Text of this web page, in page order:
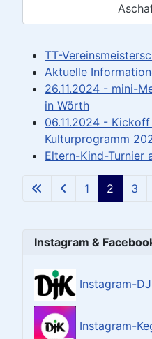
TT-
Aktuelle
26.11.2024 - mini-
in Wörth
06.11.2024 -
Kulturprogramm
Eltern-Kind-Turnier
1 2 3
Instagram &
Instagram-
Instagram-